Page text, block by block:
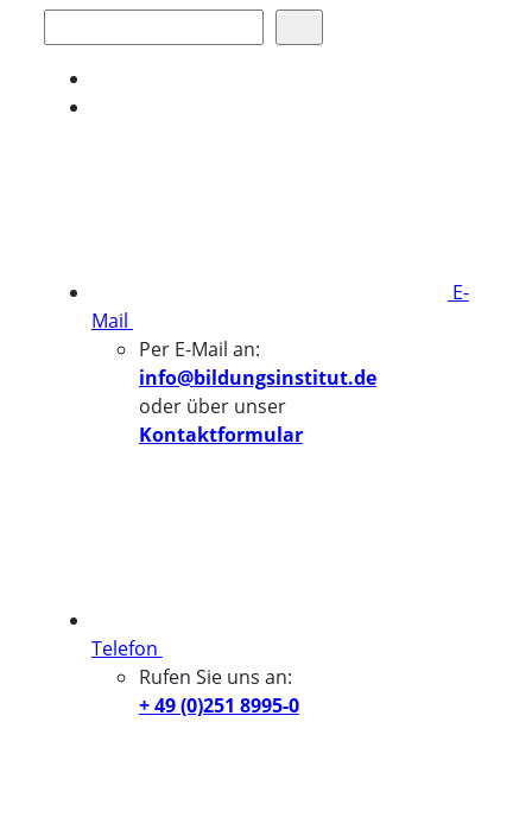
E-
Mail
Per E-Mail an:
info@bildungsinstitut.de
oder über unser
Kontaktformular
Telefon
Rufen Sie uns an:
+ 49 (0)251 8995-0